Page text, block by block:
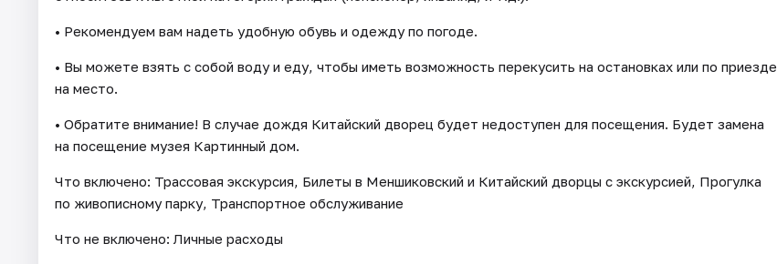
• Рекомендуем вам надеть удобную обувь и одежду по погоде.
• Вы можете взять с собой воду и еду, чтобы иметь возможность перекусить на остановках или по приезде
на место.
• Обратите внимание! В случае дождя Китайский дворец будет недоступен для посещения. Будет замена
на посещение музея Картинный дом.
Что включено: Трассовая экскурсия, Билеты в Меншиковский и Китайский дворцы с экскурсией, Прогулка
по живописному парку, Транспортное обслуживание
Что не включено: Личные расходы